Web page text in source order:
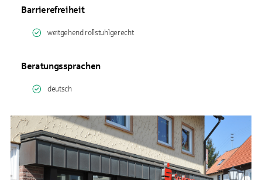
Barrierefreiheit
weitgehend rollstuhlgerecht
Beratungssprachen
deutsch